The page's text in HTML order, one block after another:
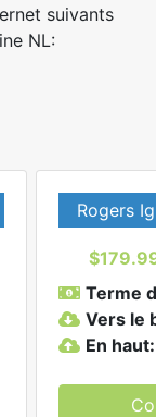
suivants
NL:
Rogers
Terme
Vers le
En haut: